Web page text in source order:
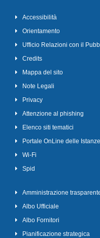
Accessibilità
Orientamento
Ufficio Relazioni con il
Credits
Mappa del sito
Note Legali
Privacy
Attenzione al phishing
Elenco siti tematici
Portale OnLine delle Istanze
Wi-Fi
Spid
Amministrazione
Albo Ufficiale
Albo Fornitori
Pianificazione strategica